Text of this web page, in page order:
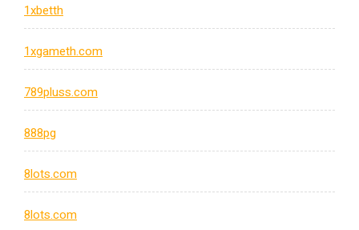
1xbetth
1xgameth.com
789pluss.com
888pg
8lots.com
8lots.com